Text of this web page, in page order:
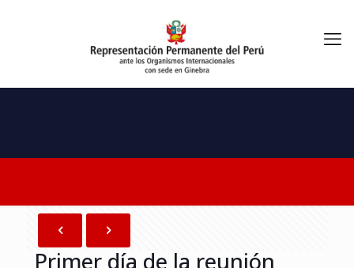
Primer día de la reunión